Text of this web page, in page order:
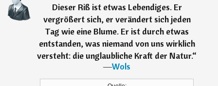
Dieser Riß ist etwas Lebendiges. Er
vergrößert sich, er verändert sich jeden
Tag wie eine Blume. Er ist durch etwas
entstanden, was niemand von uns wirklich
versteht: die unglaubliche Kraft der Natur.“
―Wols